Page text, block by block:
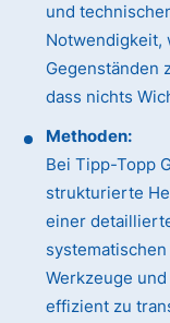
und
Notwendigkeit,
Gegenständen
dass nichts
Methoden:
Bei Tipp-Topp
strukturierte
einer
Werkzeuge
effizient zu